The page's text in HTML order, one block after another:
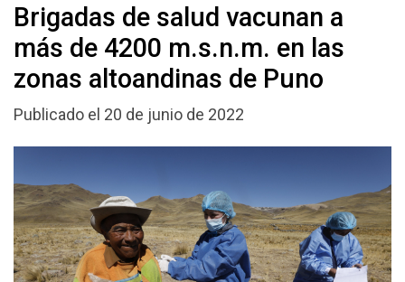
Brigadas de salud vacunan a
más de 4200 m.s.n.m. en las
zonas altoandinas de Puno
Publicado el 20 de junio de 2022